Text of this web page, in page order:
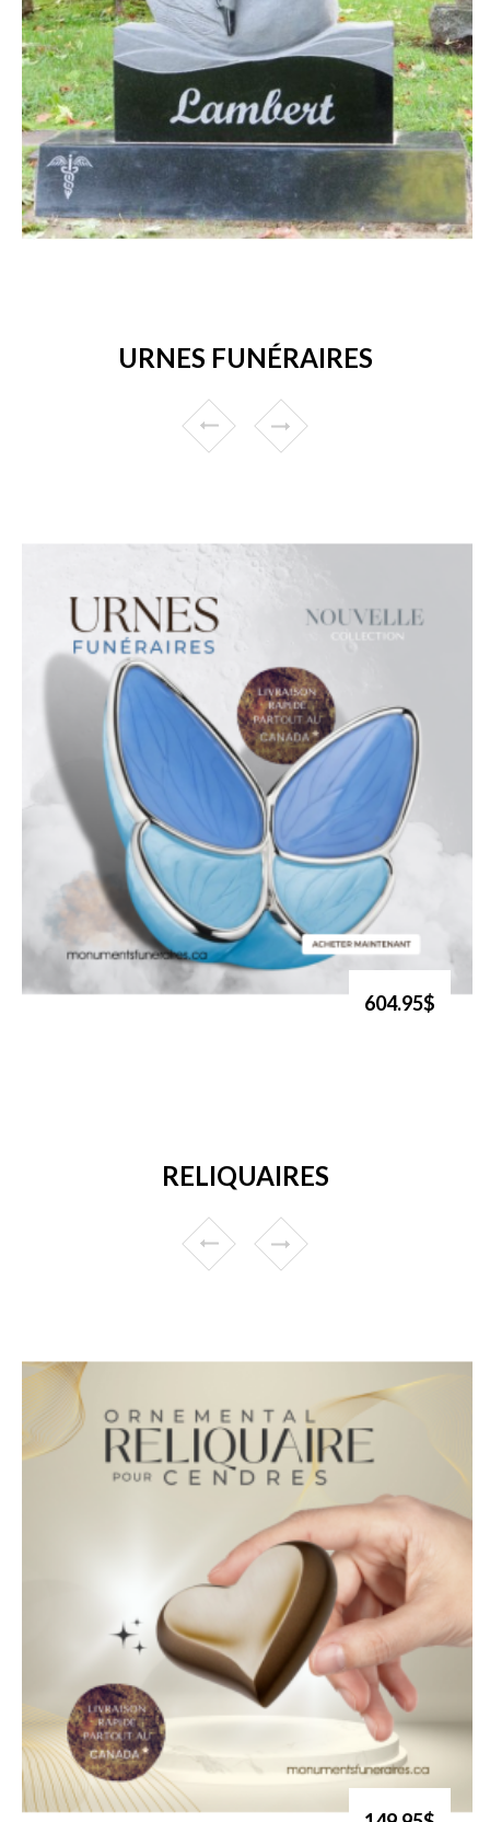
URNES FUNÉRAIRES
604.95$
RELIQUAIRES